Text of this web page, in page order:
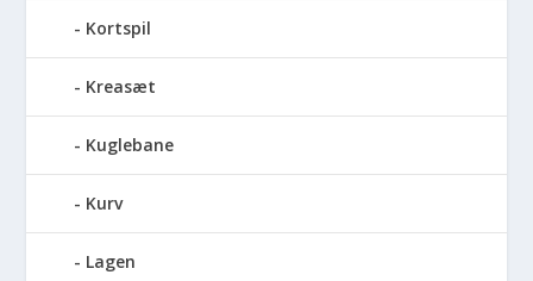
Kortspil
Kreasæt
Kuglebane
Kurv
Lagen